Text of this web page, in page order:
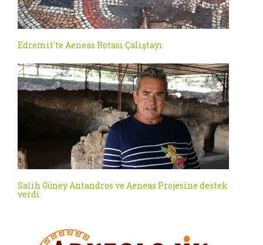
Edremit'te Aeneas Rotası Çalıştayı
Salih Güney Antandros ve Aeneas Projesine destek
verdi